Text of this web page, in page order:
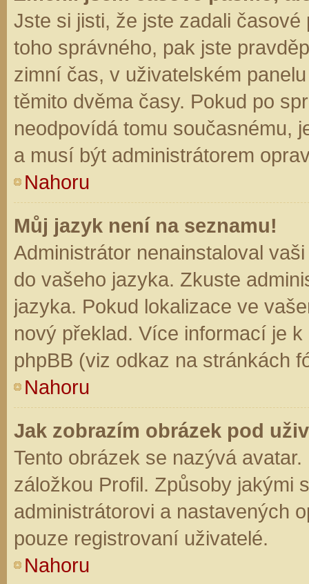
Jste si jisti, že jste zadali
toho správného, pak jste
zimní čas, v uživatelském
těmito dvěma časy. Pokud po
neodpovídá tomu současnému,
a musí být administrátorem
Nahoru
Můj jazyk není na seznamu!
Administrátor nenainstaloval
do vašeho jazyka. Zkuste
jazyka. Pokud lokalizace ve
nový překlad. Více informací je
phpBB (viz odkaz na stránkách
Nahoru
Jak zobrazím obrázek pod
Tento obrázek se nazývá
záložkou Profil. Způsoby jakými
administrátorovi a nastavených
pouze registrovaní uživatelé.
Nahoru